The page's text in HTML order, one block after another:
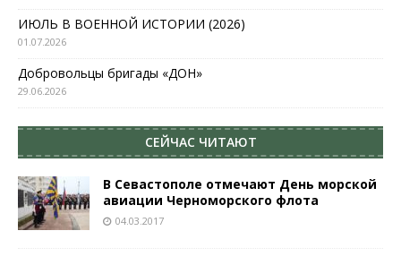
ИЮЛЬ В ВОЕННОЙ ИСТОРИИ (2026)
01.07.2026
Добровольцы бригады «ДОН»
29.06.2026
СЕЙЧАС ЧИТАЮТ
В Севастополе отмечают День морской
авиации Черноморского флота
04.03.2017